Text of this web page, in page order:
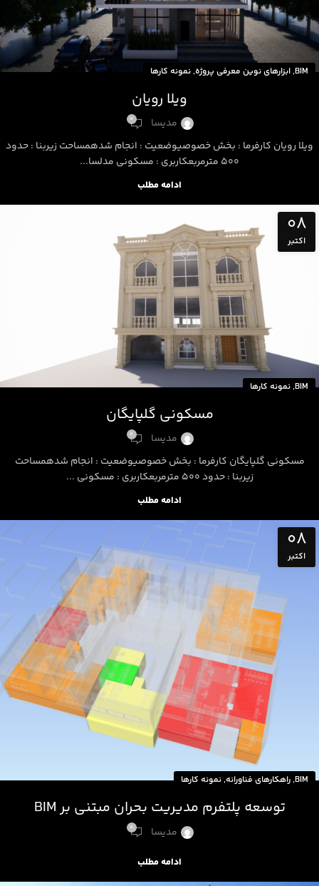
BIM
, ابزارهای نوین معرفی پروژه, نمونه کارها
ویلا رویان
مدیسا 0
ویلا رویان کارفرما : بخش خصوصیوضعیت : انجام شدهمساحت زیربنا : حدود
500 مترمربعکاربری : مسکونی مدلسا...
ادامه مطلب
08
اکتبر
BIM
, نمونه کارها
مسکونی گلپایگان
مدیسا 0
مسکونی گلپایگان کارفرما : بخش خصوصیوضعیت : انجام شدهمساحت
زیربنا : حدود 500 مترمربعکاربری : مسکونی ...
ادامه مطلب
08
اکتبر
BIM
, راهکارهای فناورانه, نمونه کارها
توسعه پلتفرم مدیریت بحران مبتنی بر BIM
مدیسا 0
ادامه مطلب